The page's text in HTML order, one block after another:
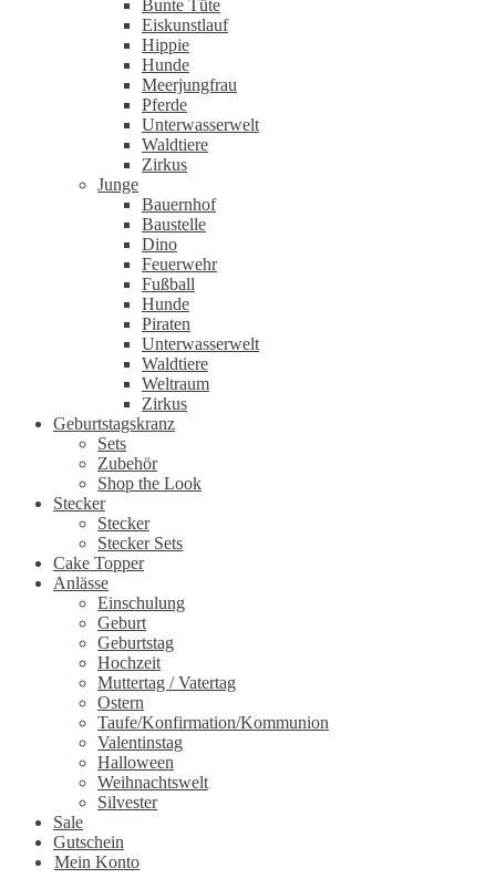
Bunte Tüte
Eiskunstlauf
Hippie
Hunde
Meerjungfrau
Pferde
Unterwasserwelt
Waldtiere
Zirkus
Junge
Bauernhof
Baustelle
Dino
Feuerwehr
Fußball
Hunde
Piraten
Unterwasserwelt
Waldtiere
Weltraum
Zirkus
Geburtstagskranz
Sets
Zubehör
Shop the Look
Stecker
Stecker
Stecker Sets
Cake Topper
Anlässe
Einschulung
Geburt
Geburtstag
Hochzeit
Muttertag / Vatertag
Ostern
Taufe/Konfirmation/Kommunion
Valentinstag
Halloween
Weihnachtswelt
Silvester
Sale
Gutschein
Mein Konto